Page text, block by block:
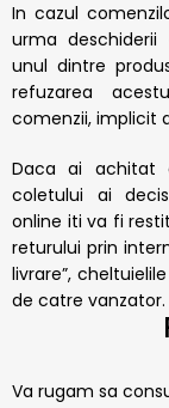
In cazul
urma
unul dintre
refuzarea
comenzii, implicit
Daca ai achitat
coletului ai
online iti va fi
returului prin
livrare”,
de catre vanzator.
Va rugam sa